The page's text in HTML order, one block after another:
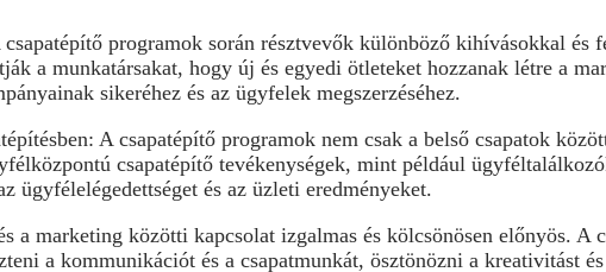
programok során résztvevők különböző kihívásokkal
a munkatársakat, hogy új és egyedi ötleteket hozzanak létre a
sikeréhez és az ügyfelek megszerzéséhez.
A csapatépítő programok nem csak a belső csapatok
csapatépítő tevékenységek, mint például
ügyfélelégedettséget és az üzleti eredményeket.
a marketing közötti kapcsolat izgalmas és kölcsönösen előnyös.
a kommunikációt és a csapatmunkát, ösztönözni a